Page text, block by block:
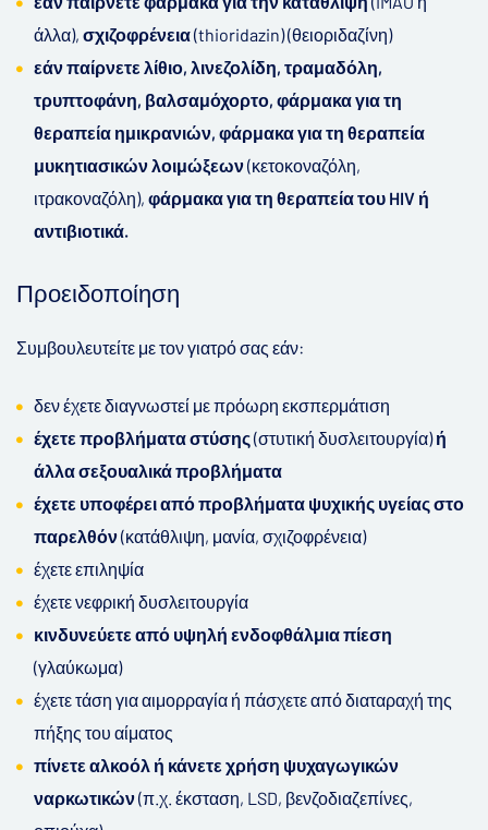
άλλα), σχιζοφρένεια(thioridazin) (θειοριδαζίνη)
εάν παίρνετε λίθιο, λινεζολίδη, τραμαδόλη,
τρυπτοφάνη, βαλσαμόχορτο, φάρμακα για τη
θεραπεία ημικρανιών, φάρμακα για τη θεραπεία
μυκητιασικών λοιμώξεων(κετοκοναζόλη,
ιτρακοναζόλη), φάρμακα για τη θεραπεία του HIV ή
αντιβιοτικά.
Προειδοποίηση
Συμβουλευτείτε με τον γιατρό σας εάν:
δεν έχετε διαγνωστεί με πρόωρη εκσπερμάτιση
έχετε προβλήματα στύσης(στυτική δυσλειτουργία)ή
άλλα σεξουαλικά προβλήματα
έχετε υποφέρει από προβλήματα ψυχικής υγείας στο
παρελθόν(κατάθλιψη, μανία, σχιζοφρένεια)
έχετε επιληψία
έχετε νεφρική δυσλειτουργία
κινδυνεύετε από υψηλή ενδοφθάλμια πίεση
(γλαύκωμα)
έχετε τάση για αιμορραγία ή πάσχετε από διαταραχή της
πήξης του αίματος
πίνετε αλκοόλ ή κάνετε χρήση ψυχαγωγικών
ναρκωτικών(π.χ. έκσταση, LSD, βενζοδιαζεπίνες,